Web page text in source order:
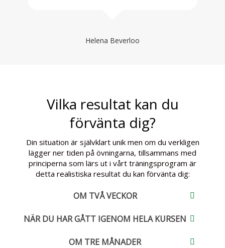
Helena Beverloo
Vilka resultat kan du
förvänta dig?
Din situation är självklart unik men om du verkligen
lägger ner tiden på övningarna, tillsammans med
principerna som lärs ut i vårt träningsprogram är
detta realistiska resultat du kan förvänta dig:
OM TVÅ VECKOR
NÄR DU HAR GÅTT IGENOM HELA KURSEN
OM TRE MÅNADER